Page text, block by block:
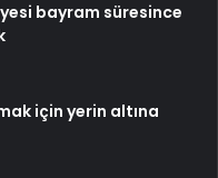
bayram süresince
için yerin altına